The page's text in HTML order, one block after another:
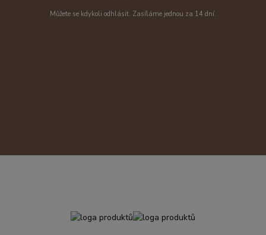
Můžete se kdykoli odhlásit. Zasíláme jednou za 14 dní.